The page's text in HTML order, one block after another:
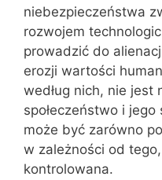
niebezpieczeństwa
rozwojem
prowadzić do
erozji wartości
według nich, nie jest
społeczeństwo i
może być zarówno
w zależności od
kontrolowana.